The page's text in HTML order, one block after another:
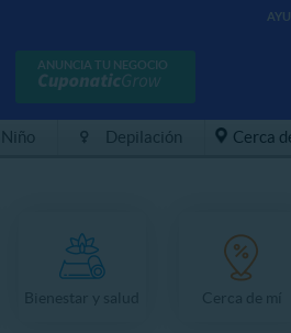
ANUNCIA TU NEGOCIO
Depilación Cerca